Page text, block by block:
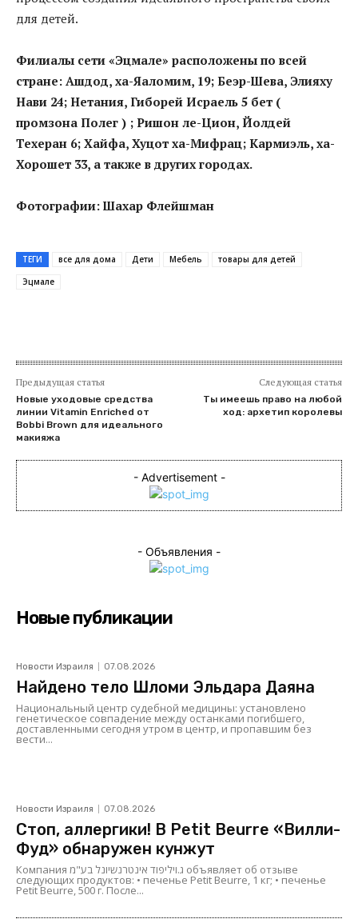
для детей.
Филиалы сети «Эцмале» расположены по всей
стране: Ашдод, ха-Яаломим, 19; Беэр-Шева, Элияху
Нави 24; Нетания, Гиборей Исраель 5 бет (
промзона Полег ) ; Ришон ле-Цион, Йолдей
Техеран 6; Хайфа, Хуцот ха-Мифрац; Кармиэль, ха-
Хорошет 33, а также в других городах.
Фотографии: Шахар Флейшман
ТЕГИ все для дома Дети Мебель
товары для детей
Эцмале
Предыдущая статья
Новые уходовые средства
линии Vitamin Enriched от
Bobbi Brown для идеального
макияжа
Следующая статья
Ты имеешь право на любой
ход: архетип королевы
- Advertisement -
- Объявления -
Новые публикации
Новости Израиля 07.08.2026
Найдено тело Шломи Эльдара Даяна
Национальный центр судебной медицины: установлено
генетическое совпадение между останками погибшего,
доставленными сегодня утром в центр, и пропавшим без
вести...
Новости Израиля 07.08.2026
Стоп, аллергики! В Petit Beurre «Вилли-
Фуд» обнаружен кунжут
Компания ג.ויליפוד אינטרנשיונל בע"מ объявляет об отзыве
следующих продуктов: • печенье Petit Beurre, 1 кг; • печенье
Petit Beurre, 500 г. После...